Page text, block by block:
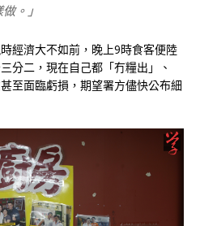
。」
經濟大不如前，晚上9時食客便陸
分二，現在自己都「冇糧出」、
至面臨虧損，期望署方儘快公布細